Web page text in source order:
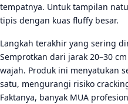
tempatnya. Untuk tampilan
tipis dengan kuas fluffy besar.
Langkah terakhir yang sering
Semprotkan dari jarak 20–30 cm
wajah. Produk ini menyatukan
satu, mengurangi risiko
Faktanya, banyak MUA